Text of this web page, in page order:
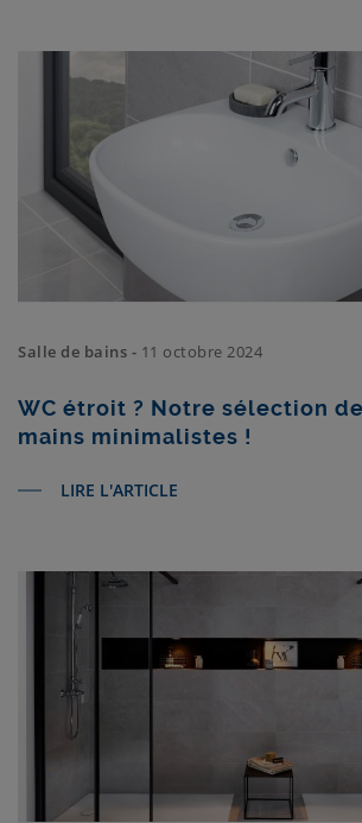
Salle de bains - 11 octobre 2024
WC étroit ? Notre sélection
mains minimalistes !
LIRE L'ARTICLE